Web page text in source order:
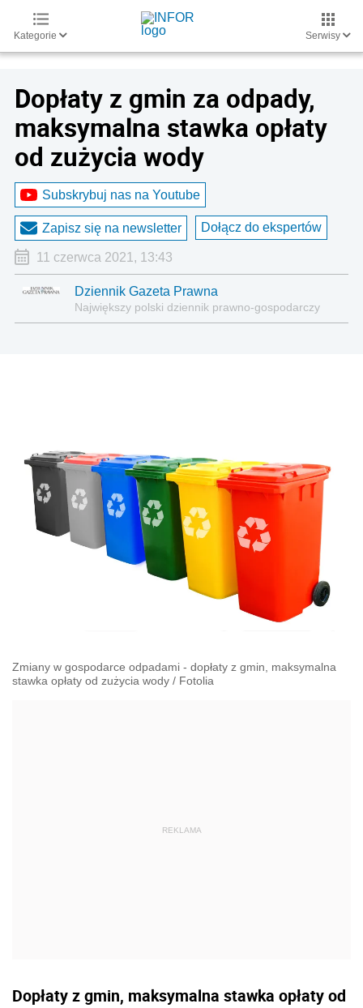
Kategorie Serwisy
Dopłaty z gmin za odpady,
maksymalna stawka opłaty
od zużycia wody
Subskrybuj nas na Youtube
Zapisz się na newsletter Dołącz do ekspertów
11 czerwca 2021, 13:43
Dziennik Gazeta Prawna
Największy polski dziennik prawno-gospodarczy
Zmiany w gospodarce odpadami - dopłaty z gmin, maksymalna
stawka opłaty od zużycia wody / Fotolia
Dopłaty z gmin, maksymalna stawka opłaty od